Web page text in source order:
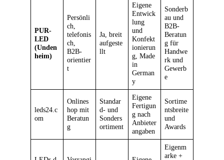
PUR-
LED
(Unden
heim)
Persönli
ch,
telefonis
ch,
B2B-
orientier
t
Ja, breit
aufgeste
llt
Eigene
Entwick
lung
und
Konfekt
ionierun
g, Made
in
German
y
Sonderb
au und
B2B-
Beratun
g für
Handwe
rk und
Gewerb
e
leds24.c
om
Onlines
hop mit
Beratun
g
Standar
d- und
Sonders
ortiment
Eigene
Fertigun
g nach
Anbieter
angaben
Sortime
ntsbreite
und
Awards
Eigenm
arke +